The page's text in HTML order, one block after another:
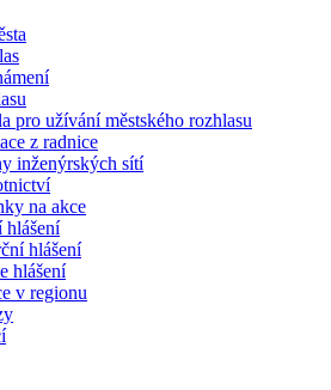
pro užívání městského rozhlasu
z radnice
inženýrských sítí
na akce
hlášení
hlášení
hlášení
v regionu